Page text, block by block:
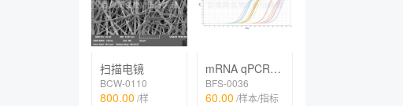
扫描电镜
BCW-0110
800.00 /样
mRNA qPCR检测
BFS-0036
60.00 /样本/指标